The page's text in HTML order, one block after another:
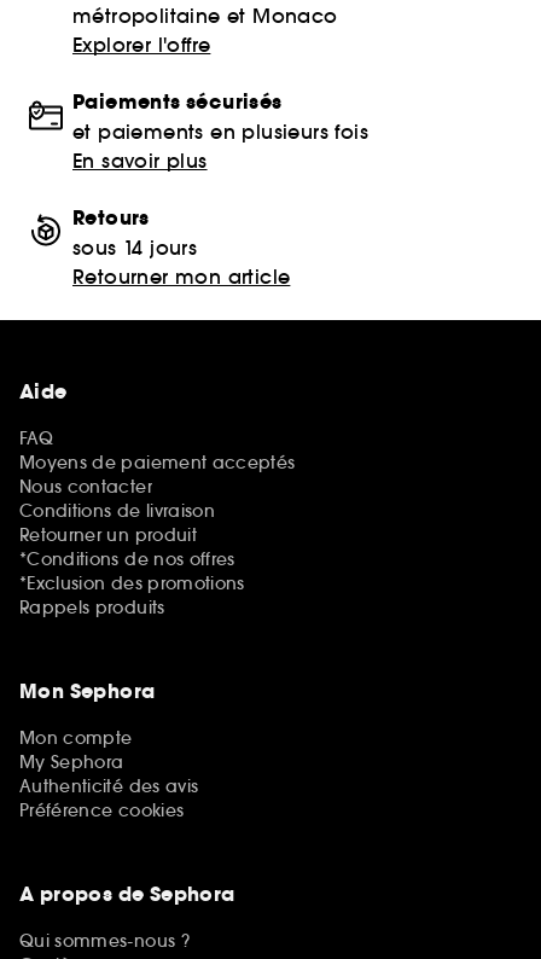
métropolitaine et Monaco
Explorer l'offre
Paiements sécurisés
et paiements en plusieurs fois
En savoir plus
Retours
sous 14 jours
Retourner mon article
Aide
FAQ
Moyens de paiement acceptés
Nous contacter
Conditions de livraison
Retourner un produit
*Conditions de nos offres
*Exclusion des promotions
Rappels produits
Mon Sephora
Mon compte
My Sephora
Authenticité des avis
Préférence cookies
A propos de Sephora
Qui sommes-nous ?